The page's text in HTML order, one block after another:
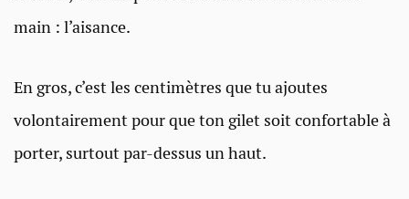
main : l’aisance.
En gros, c’est les centimètres que tu ajoutes
volontairement pour que ton gilet soit confortable à
porter, surtout par-dessus un haut.